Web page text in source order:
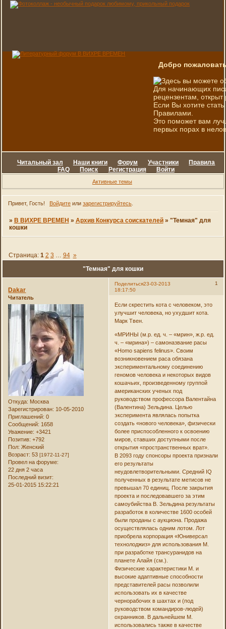
Добро
Здесь вы можете
Для начинающих
рецензентам, открыт
Если Вы хотите
Правилами.
Это поможет вам
первых порах в
Читальный зал Наши книги Форум Участники
Правила
FAQ
Поиск Регистрация Войти
Активные темы
Привет, Гость! Войдитеили зарегистрируйтесь.
» В ВИХРЕ ВРЕМЕН » Архив Конкурса соискателей » "Темная" для
кошки
"Темная" для кошки
Страница: 1 2 3 … 94 »
Поделиться 1
23-03-2013
18:17:50
Dakar
Читатель
Откуда: Москва
Зарегистрирован: 10-05-2010
Приглашений: 0
Сообщений: 1658
Уважение: +3421
Позитив: +792
Пол: Женский
Возраст: 53[1972-11-27]
Провел на форуме:
22 дня 2 часа
Последний визит:
25-01-2015 15:22:21
Если скрестить кота с человеком, это
улучшит человека, но ухудшит кота.
Марк Твен.
«МРИНЫ (м.р. ед. ч. – «мрин», ж.р. ед.
ч. – «мрина») – самоназвание расы
«Homo sapiens felinus». Своим
возникновением раса обязана
экспериментальному соединению
геномов человека и некоторых видов
кошачьих, произведенному группой
американских ученых под
руководством профессора Валентайна
(Валентина) Зельдина. Целью
эксперимента являлась попытка
создать «нового человека», физически
более приспособленного к освоению
миров, ставших доступными после
открытия «пространственных врат».
В 2093 году спонсоры проекта признали
его результаты
неудовлетворительными. Средний IQ
полученных в результате метисов не
превышал 70 единиц. После закрытия
проекта и последовавшего за этим
самоубийства В. Зельдина результаты
разработок в количестве 1600 особей
были проданы с аукциона. Продажа
осуществлялась одним лотом. Лот
приобрела корпорация «Юниверсал
технолоджиз» для использования М.
при разработке трансуранидов на
планете Алайя (см.).
Физические характеристики М. и
высокие адаптивные способности
представителей расы позволили
использовать их в качестве
чернорабочих в шахтах и (под
руководством командиров-людей)
охранников. В дальнейшем М.
использовались также в качестве